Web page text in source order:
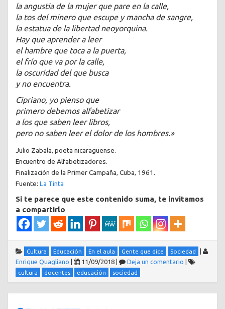
la angustia de la mujer que pare en la calle,
la tos del minero que escupe y mancha de sangre,
la estatua de la libertad neoyorquina.
Hay que aprender a leer
el hambre que toca a la puerta,
el frío que va por la calle,
la oscuridad del que busca
y no encuentra.
Cipriano, yo pienso que
primero debemos alfabetizar
a los que saben leer libros,
pero no saben leer el dolor de los hombres.»
Julio Zabala, poeta nicaragüense.
Encuentro de Alfabetizadores.
Finalización de la Primer Campaña, Cuba, 1961.
Fuente: La Tinta
Si te parece que este contenido suma, te invitamos
a compartirlo
Cultura Educación En el aula Gente que dice Sociedad
Enrique Quagliano
11/09/2018 Deja un comentario
cultura docentes educación sociedad